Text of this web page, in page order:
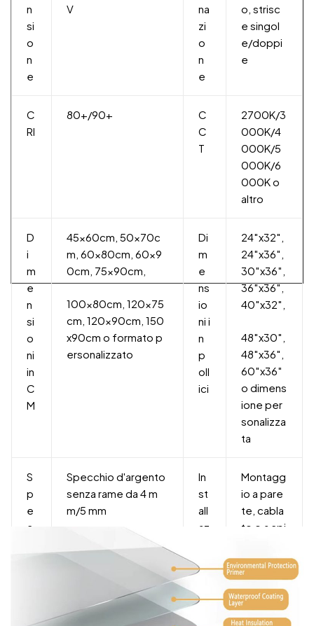
n
si
o
n
e
V
na
zi
o
n
e
o, strisc
e singol
e/doppi
e
C
RI
80+/90+
C
C
T
2700K/3
000K/4
000K/5
000K/6
000K o
altro
D
i
m
e
n
si
o
ni
in
C
M
45x60cm, 50x70c
m, 60x80cm, 60x9
0cm, 75x90cm,
100x80cm, 120x75
cm, 120x90cm, 150
x90cm o formato p
ersonalizzato
Di
m
e
ns
io
ni i
n
p
oll
ici
24″x32″,
24″x36″,
30″x36″,
36″x36″,
40″x32″,
48″x30″,
48″x36″,
60″x36″
o dimens
ione per
sonalizza
ta
S
p
e
c
Specchio d'argento
senza rame da 4 m
m/5 mm
In
st
all
az
Montagg
io a pare
te, cabla
to o a spi
Alluminio/acciaio ino IP44+